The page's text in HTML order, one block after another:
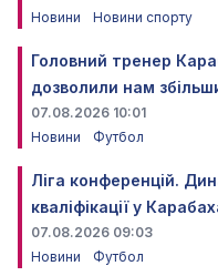
Новини
Новини спорту
Головний тренер
дозволили нам
07.08.2026 10:01
Новини
Футбол
Ліга конференцій.
кваліфікації у
07.08.2026 09:03
Новини
Футбол